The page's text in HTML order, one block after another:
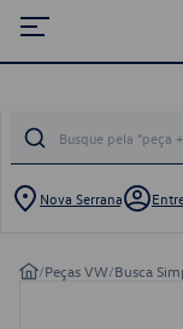
Nova Serrana
/Peças VW/Busca